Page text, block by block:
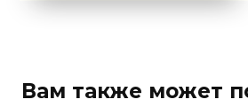
Вам также может